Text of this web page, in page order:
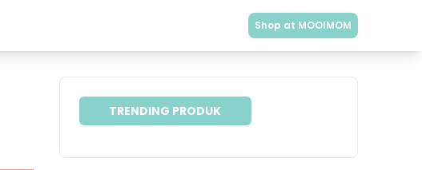
Shop at MOOIMOM
TRENDING PRODUK